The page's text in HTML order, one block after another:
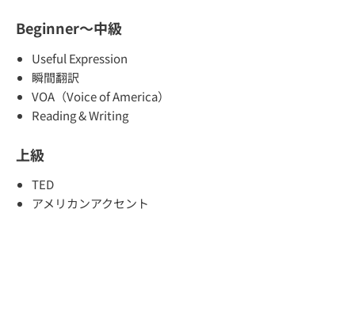
Beginner～中級
Useful Expression
瞬間翻訳
VOA（Voice of America）
Reading & Writing
上級
TED
アメリカンアクセント